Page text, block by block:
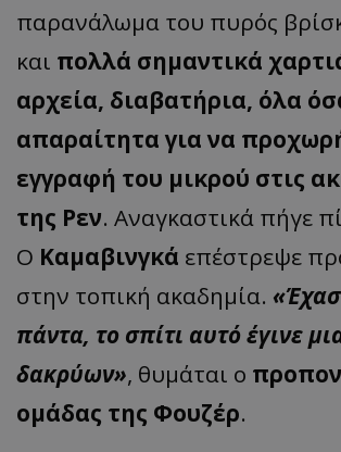
παρανάλωμα του πυρός
και πολλά σημαντικά
αρχεία, διαβατήρια, όλα
απαραίτητα για να
εγγραφή του μικρού στις
της Ρεν. Αναγκαστικά πήγε
Ο Καμαβινγκά επέστρεψε
στην τοπική ακαδημία.
πάντα, το σπίτι αυτό έγινε
δακρύων», θυμάται ο
ομάδας της Φουζέρ.